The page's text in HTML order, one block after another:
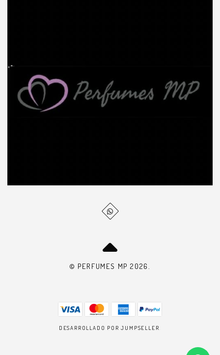
© PERFUMES MP 2026.
DESARROLLADO POR JUMPSELLER.